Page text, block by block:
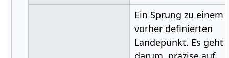
Ein Sprung zu einem
vorher definierten
Landepunkt. Es geht